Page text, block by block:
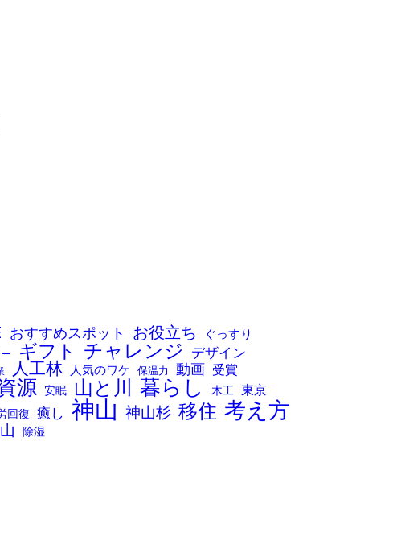
おすすめスポット お役立ち ぐっすり
ギフト チャレンジ デザイン
人工林 人気のワケ 保温力 動画 受賞
源 安眠 山と川 暮らし 木工 東京
回復 癒し 神山 神山杉 移住 考え方
除湿